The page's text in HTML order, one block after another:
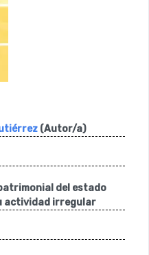
(Autor/a)
del estado
actividad irregular